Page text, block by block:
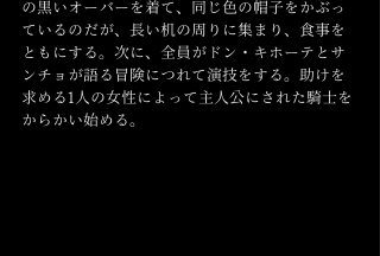
の黒いオーバーを着て、同じ色の帽子をかぶっ
ているのだが、長い机の周りに集まり、食事を
ともにする。次に、全員がドン・キホーテとサ
ンチョが語る冒険につれて演技をする。助けを
求める1人の女性によって主人公にされた騎士を
からかい始める。